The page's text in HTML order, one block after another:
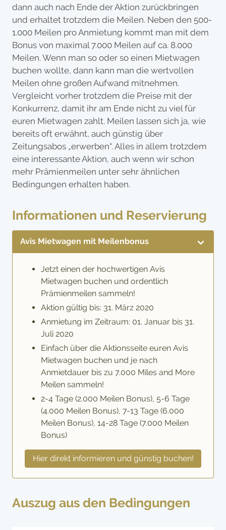
dann auch nach Ende der Aktion zurückbringen
und erhaltet trotzdem die Meilen. Neben den 500-
1.000 Meilen pro Anmietung kommt man mit dem
Bonus von maximal 7.000 Meilen auf ca. 8.000
Meilen. Wenn man so oder so einen Mietwagen
buchen wollte, dann kann man die wertvollen
Meilen ohne großen Aufwand mitnehmen.
Vergleicht vorher trotzdem die Preise mit der
Konkurrenz, damit ihr am Ende nicht zu viel für
euren Mietwagen zahlt. Meilen lassen sich ja, wie
bereits oft erwähnt, auch günstig über
Zeitungsabos „erwerben“. Alles in allem trotzdem
eine interessante Aktion, auch wenn wir schon
mehr Prämienmeilen unter sehr ähnlichen
Bedingungen erhalten haben.
Informationen und Reservierung
Avis Mietwagen mit Meilenbonus
Jetzt einen der hochwertigen Avis
Mietwagen buchen und ordentlich
Prämienmeilen sammeln!
Aktion gültig bis: 31. März 2020
Anmietung im Zeitraum: 01. Januar bis 31.
Juli 2020
Einfach über die Aktionsseite euren Avis
Mietwagen buchen und je nach
Anmietdauer bis zu 7.000 Miles and More
Meilen sammeln!
2-4 Tage (2.000 Meilen Bonus), 5-6 Tage
(4.000 Meilen Bonus), 7-13 Tage (6.000
Meilen Bonus), 14-28 Tage (7.000 Meilen
Bonus)
Hier direkt informieren und günstig buchen!
Auszug aus den Bedingungen